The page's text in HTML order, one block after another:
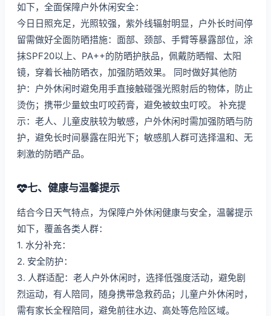
如下，全面保障户外休闲安全：
今日日照充足，光照较强，紫外线辐射明显，户外长时间停
留需做好全面防晒措施：面部、颈部、手臂等暴露部位，涂
抹SPF20以上、PA++的防晒护肤品，佩戴防晒帽、太阳
镜，穿着长袖防晒衣，加强防晒效果。 同时做好其他防
护：户外休闲时避免用手直接触碰强光照射后的物体，防止
烫伤；携带少量蚊虫叮咬药膏，避免被蚊虫叮咬。 补充提
示：老人、儿童皮肤较为敏感，户外休闲时需加强防晒与防
护，避免长时间暴露在阳光下；敏感肌人群可选择温和、无
刺激的防晒产品。
七、健康与温馨提示
结合今日天气特点，为保障户外休闲健康与安全，温馨提示
如下，覆盖各类人群：
1. 水分补充：
2. 安全防护：
3. 人群适配：老人户外休闲时，选择低强度活动，避免剧
烈运动，有人陪同，随身携带急救药品；儿童户外休闲时，
需有家长全程陪同，避免前往水边、高处等危险区域。